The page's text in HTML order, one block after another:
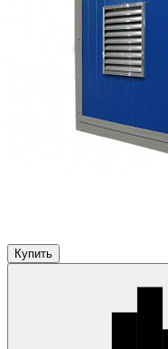
Купить